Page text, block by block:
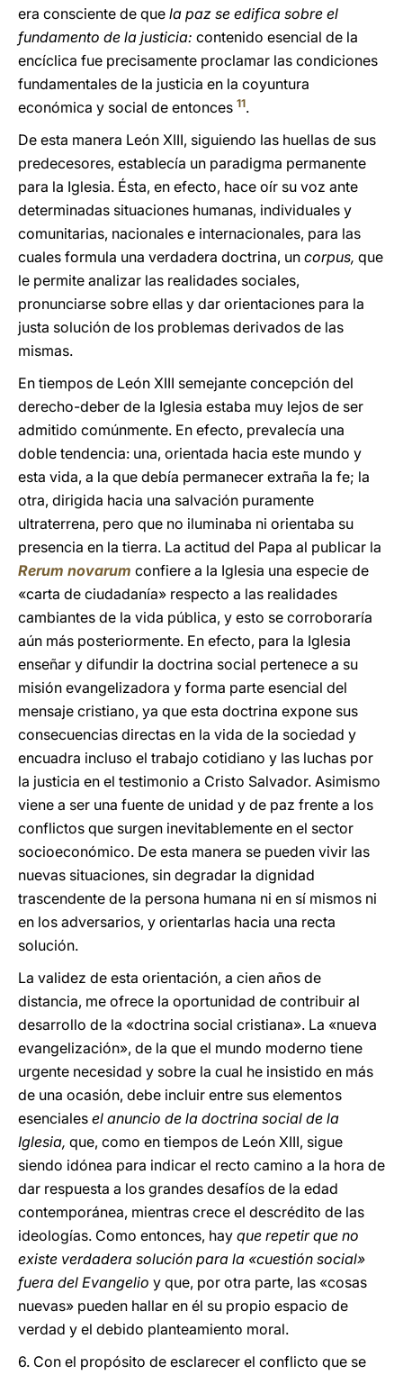
era consciente de que la paz se edifica sobre el
fundamento de la justicia: contenido esencial de la
encíclica fue precisamente proclamar las condiciones
fundamentales de la justicia en la coyuntura
económica y social de entonces 11.
De esta manera León XIII, siguiendo las huellas de sus
predecesores, establecía un paradigma permanente
para la Iglesia. Ésta, en efecto, hace oír su voz ante
determinadas situaciones humanas, individuales y
comunitarias, nacionales e internacionales, para las
cuales formula una verdadera doctrina, un corpus, que
le permite analizar las realidades sociales,
pronunciarse sobre ellas y dar orientaciones para la
justa solución de los problemas derivados de las
mismas.
En tiempos de León XIII semejante concepción del
derecho-deber de la Iglesia estaba muy lejos de ser
admitido comúnmente. En efecto, prevalecía una
doble tendencia: una, orientada hacia este mundo y
esta vida, a la que debía permanecer extraña la fe; la
otra, dirigida hacia una salvación puramente
ultraterrena, pero que no iluminaba ni orientaba su
presencia en la tierra. La actitud del Papa al publicar la
Rerum novarum confiere a la Iglesia una especie de
«carta de ciudadanía» respecto a las realidades
cambiantes de la vida pública, y esto se corroboraría
aún más posteriormente. En efecto, para la Iglesia
enseñar y difundir la doctrina social pertenece a su
misión evangelizadora y forma parte esencial del
mensaje cristiano, ya que esta doctrina expone sus
consecuencias directas en la vida de la sociedad y
encuadra incluso el trabajo cotidiano y las luchas por
la justicia en el testimonio a Cristo Salvador. Asimismo
viene a ser una fuente de unidad y de paz frente a los
conflictos que surgen inevitablemente en el sector
socioeconómico. De esta manera se pueden vivir las
nuevas situaciones, sin degradar la dignidad
trascendente de la persona humana ni en sí mismos ni
en los adversarios, y orientarlas hacia una recta
solución.
La validez de esta orientación, a cien años de
distancia, me ofrece la oportunidad de contribuir al
desarrollo de la «doctrina social cristiana». La «nueva
evangelización», de la que el mundo moderno tiene
urgente necesidad y sobre la cual he insistido en más
de una ocasión, debe incluir entre sus elementos
esenciales el anuncio de la doctrina social de la
Iglesia, que, como en tiempos de León XIII, sigue
siendo idónea para indicar el recto camino a la hora de
dar respuesta a los grandes desafíos de la edad
contemporánea, mientras crece el descrédito de las
ideologías. Como entonces, hay que repetir que no
existe verdadera solución para la «cuestión social»
fuera del Evangelio y que, por otra parte, las «cosas
nuevas» pueden hallar en él su propio espacio de
verdad y el debido planteamiento moral.
6. Con el propósito de esclarecer el conflicto que se